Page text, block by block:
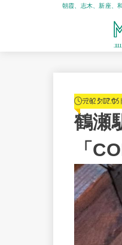
朝霞、志木、新座、
テイクアウ
2025.02.05
鶴瀬
「